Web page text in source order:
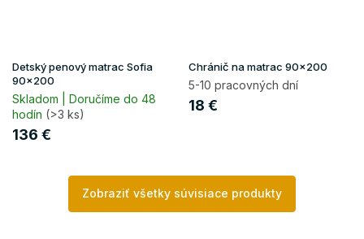
Detský penový matrac Sofia
90x200
Skladom | Doručíme do 48
hodín (>3 ks)
136 €
Chránič na matrac 90x200
5-10 pracovných dní
18 €
Zobraziť všetky súvisiace produkty